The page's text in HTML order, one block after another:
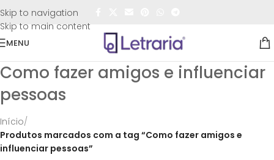
Skip to navigation
Skip to main content
FRETE GRÁTIS
MENU
Como fazer amigos e influenciar
pessoas
Início/
Produtos marcados com a tag “Como fazer amigos e
influenciar pessoas”